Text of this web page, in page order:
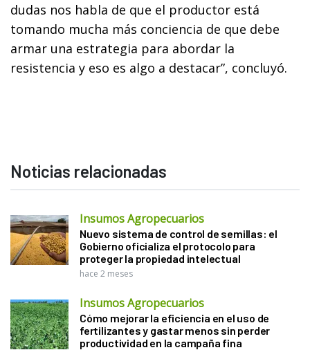
dudas nos habla de que el productor está
tomando mucha más conciencia de que debe
armar una estrategia para abordar la
resistencia y eso es algo a destacar”, concluyó.
Noticias relacionadas
Insumos Agropecuarios
Nuevo sistema de control de semillas: el
Gobierno oficializa el protocolo para
proteger la propiedad intelectual
hace 2 meses
Insumos Agropecuarios
Cómo mejorar la eficiencia en el uso de
fertilizantes y gastar menos sin perder
productividad en la campaña fina